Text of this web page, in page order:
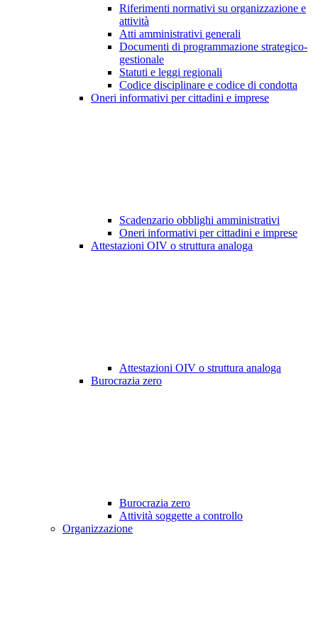
Riferimenti normativi su organizzazione e
attività
Atti amministrativi generali
Documenti di programmazione strategico-
gestionale
Statuti e leggi regionali
Codice disciplinare e codice di condotta
Oneri informativi per cittadini e imprese
Scadenzario obblighi amministrativi
Oneri informativi per cittadini e imprese
Attestazioni OIV o struttura analoga
Attestazioni OIV o struttura analoga
Burocrazia zero
Burocrazia zero
Attività soggette a controllo
Organizzazione